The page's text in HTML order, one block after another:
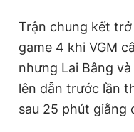
Trận chung kết
game 4 khi VGM
nhưng Lai Bâng
lên dẫn trước lần
sau 25 phút giằng